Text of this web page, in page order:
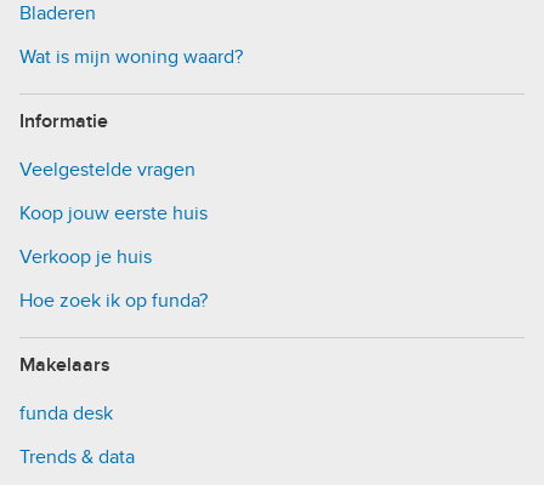
Bladeren
Wat is mijn woning waard?
Informatie
Veelgestelde vragen
Koop jouw eerste huis
Verkoop je huis
Hoe zoek ik op funda?
Makelaars
funda desk
Trends & data